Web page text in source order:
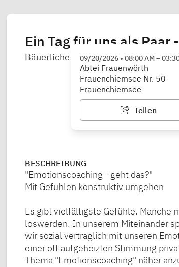
Ein Tag für uns als
Bäuerliche Familienberatung
09/20/2026 • 08:00 AM–
Abtei Frauenwörth
Frauenchiemsee Nr. 50
Frauenchiemsee
Teilen
BESCHREIBUNG
"Emotionscoaching - geht das?"
Mit Gefühlen konstruktiv umgehen
Es gibt vielfältigste Gefühle. Manche
loswerden. In unserem Miteinander
wir sozial verträglich mit unseren
einer oft aufgeheizten Stimmung
Thema "Emotionscoaching" näher